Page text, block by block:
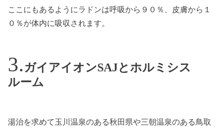
ここにもあるようにラドンは呼吸から９０％、皮膚から１
０％が体内に吸収されます。
ガイアイオンSAJとホルミシス
ルーム
湯治を求めて玉川温泉のある秋田県や三朝温泉のある鳥取